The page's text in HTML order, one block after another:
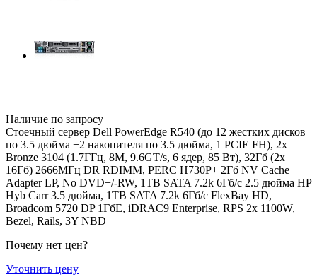
Наличие по запросу
Стоечный сервер Dell PowerEdge R540 (до 12 жестких дисков
по 3.5 дюйма +2 накопителя по 3.5 дюйма, 1 PCIE FH), 2x
Bronze 3104 (1.7ГГц, 8M, 9.6GT/s, 6 ядер, 85 Вт), 32Гб (2x
16Гб) 2666МГц DR RDIMM, PERC H730P+ 2Гб NV Cache
Adapter LP, No DVD+/-RW, 1TB SATA 7.2k 6Гб/c 2.5 дюйма HP
Hyb Carr 3.5 дюйма, 1TB SATA 7.2k 6Гб/c FlexBay HD,
Broadcom 5720 DP 1ГбE, iDRAC9 Enterprise, RPS 2x 1100W,
Bezel, Rails, 3Y NBD
Почему нет цен?
Уточнить цену